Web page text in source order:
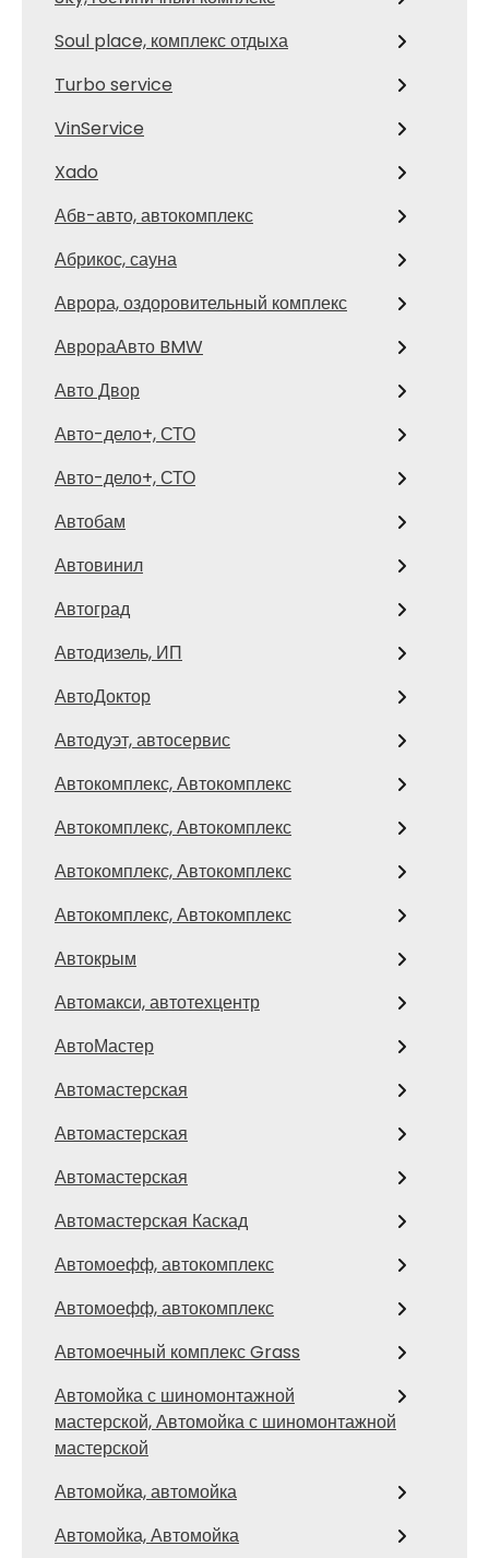
Soul place, комплекс отдыха
Turbo service
VinService
Xado
Абв-авто, автокомплекс
Абрикос, сауна
Аврора, оздоровительный комплекс
АврораАвто BMW
Авто Двор
Авто-дело+, СТО
Авто-дело+, СТО
Автобам
Автовинил
Автоград
Автодизель, ИП
АвтоДоктор
Автодуэт, автосервис
Автокомплекс, Автокомплекс
Автокомплекс, Автокомплекс
Автокомплекс, Автокомплекс
Автокомплекс, Автокомплекс
Автокрым
Автомакси, автотехцентр
АвтоМастер
Автомастерская
Автомастерская
Автомастерская
Автомастерская Каскад
Автомоефф, автокомплекс
Автомоефф, автокомплекс
Автомоечный комплекс Grass
Автомойка с шиномонтажной
мастерской, Автомойка с шиномонтажной
мастерской
Автомойка, автомойка
Автомойка, Автомойка